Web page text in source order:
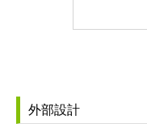
外部設計